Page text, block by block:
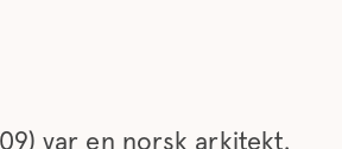
var en norsk arkitekt.